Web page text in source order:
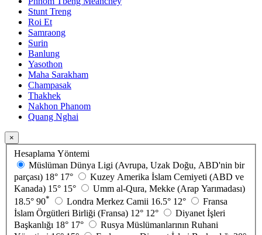
Stunt Treng
Roi Et
Samraong
Surin
Banlung
Yasothon
Maha Sarakham
Champasak
Thakhek
Nakhon Phanom
Quang Nghai
×
Hesaplama Yöntemi
Müslüman Dünya Ligi (Avrupa, Uzak Doğu, ABD'nin bir
parçası) 18° 17°
Kuzey Amerika İslam Cemiyeti (ABD ve
Kanada) 15° 15°
Umm al-Qura, Mekke (Arap Yarımadası)
18.5° 90* Londra Merkez Camii 16.5° 12°
Fransa
İslam Örgütleri Birliği (Fransa) 12° 12°
Diyanet İşleri
Başkanlığı 18° 17°
Rusya Müslümanlarının Ruhani